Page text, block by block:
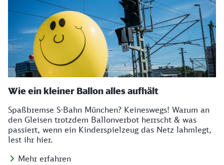
Wie ein kleiner Ballon alles aufhält
Spaßbremse S-Bahn München? Keineswegs! Warum an
den Gleisen trotzdem Ballonverbot herrscht & was
passiert, wenn ein Kinderspielzeug das Netz lahmlegt,
lest ihr hier.
Mehr erfahren